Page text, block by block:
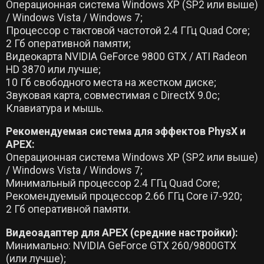
Операционная система Windows XP (SP2 или выше)
/ Windows Vista / Windows 7;
Процессор с тактовой частотой 2.4 ГГц Quad Core;
2 Гб оперативной памяти;
Видеокарта NVIDIA GeForce 9800 GTX / ATI Radeon
HD 3870 или лучше;
10 Гб свободного места на жестком диске;
Звуковая карта, совместимая с DirectX 9.0c;
Клавиатура и мышь.
Рекомендуемая система для эффектов PhysX и
APEX:
Операционная система Windows XP (SP2 или выше)
/ Windows Vista / Windows 7;
Минимальный процессор 2.4 ГГц Quad Core;
Рекомендуемый процессор 2.66 ГГц Core i7-920;
2 Гб оперативной памяти.
Видеоадаптер для APEX (средние настройки):
Минимально: NVIDIA GeForce GTX 260/9800GTX
(или лучше);